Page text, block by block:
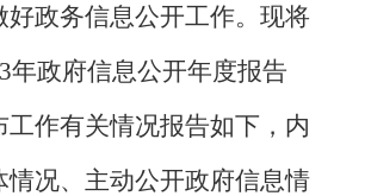
好政务信息公开工作。现将
年政府信息公开年度报告
工作有关情况报告如下，内
情况、主动公开政府信息情